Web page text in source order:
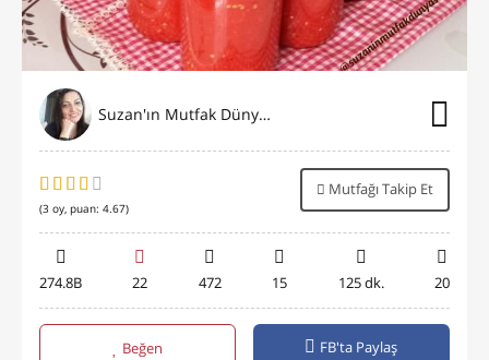
Suzan'ın Mutfak Dünyası
(3 oy, puan: 4.67)
Mutfağı Takip Et
274.8B 22 472 15 125 dk. 20
Beğen FB'ta Paylaş